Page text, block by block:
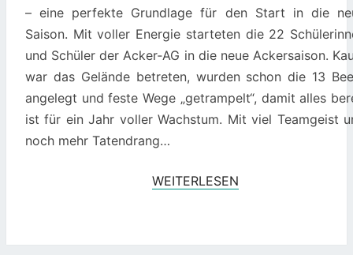
– eine perfekte Grundlage für den Start in die
Saison. Mit voller Energie starteten die 22
und Schüler der Acker‑AG in die neue Ackersaison.
war das Gelände betreten, wurden schon die 13
angelegt und feste Wege „getrampelt“, damit alles
ist für ein Jahr voller Wachstum. Mit viel Teamgeist
noch mehr Tatendrang…
WEITERLESEN